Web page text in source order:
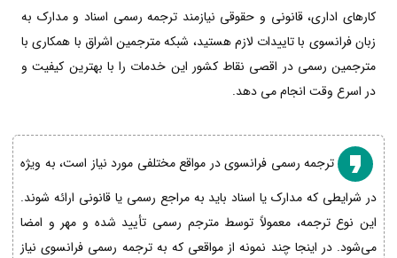
کارهای اداری، قانونی و حقوقی نیازمند ترجمه رسمی اسناد و مدارک به
زبان فرانسوی با تاییدات لازم هستید، شبکه مترجمین اشراق با همکاری با
مترجمین رسمی در اقصی نقاط کشور این خدمات را با بهترین کیفیت و
در اسرع وقت انجام می دهد.
ترجمه رسمی فرانسوی در مواقع مختلفی مورد نیاز است، به ویژه
در شرایطی که مدارک یا اسناد باید به مراجع رسمی یا قانونی ارائه شوند.
این نوع ترجمه، معمولاً توسط مترجم رسمی تأیید شده و مهر و امضا
می‌شود. در اینجا چند نمونه از مواقعی که به ترجمه رسمی فرانسوی نیاز